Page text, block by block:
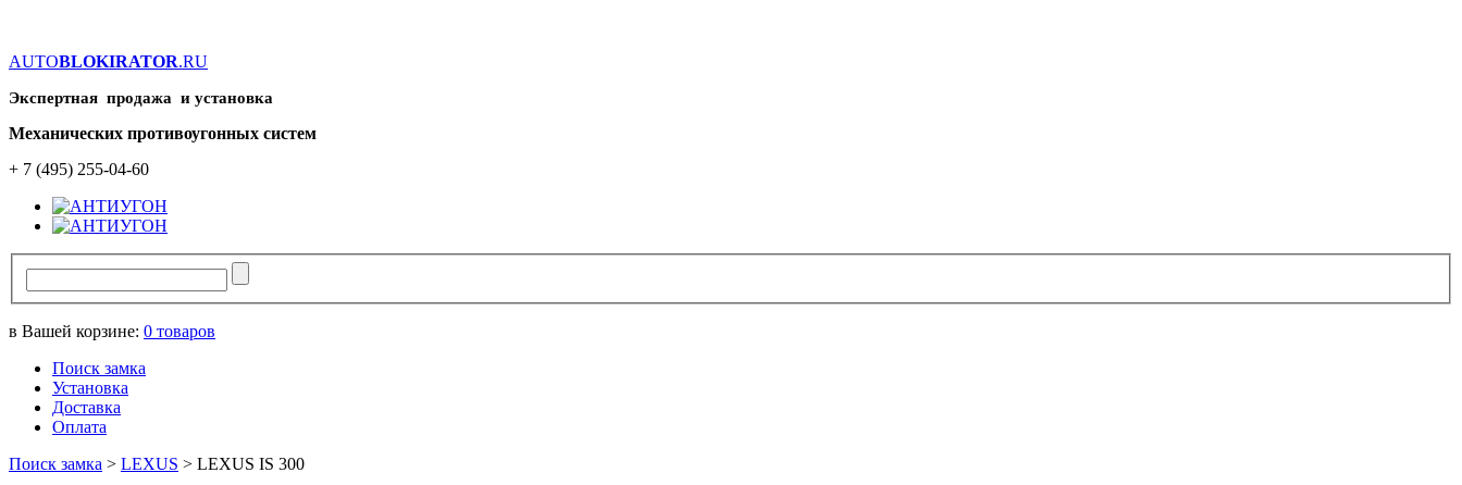
AUTOBLOKIRATOR.RU
Экспертная продажа и установка
Механических противоугонных систем
+ 7 (495) 255-04-60
в Вашей корзине: 0 товаров
Поиск замка
Установка
Доставка
Оплата
Поиск замка > LEXUS > LEXUS IS 300